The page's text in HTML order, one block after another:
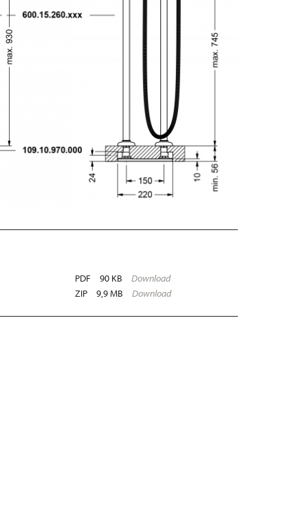
PDF 90 KB
Download
ZIP
9,9 MB Download